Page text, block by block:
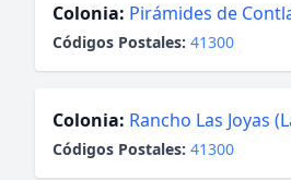
Colonia: Pirámides de
Códigos Postales: 41300
Colonia: Rancho Las Joyas
Códigos Postales: 41300